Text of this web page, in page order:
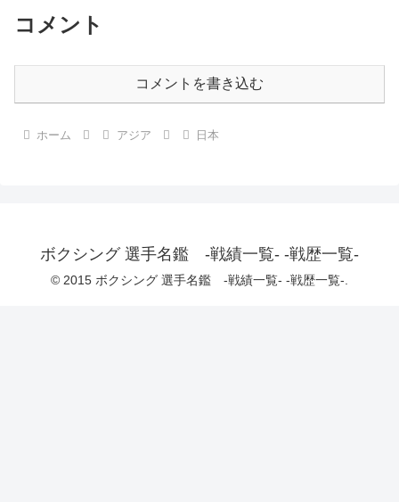
コメント
コメントを書き込む
ホーム アジア 日本
ボクシング 選手名鑑 -戦績一覧- -戦歴一覧-
© 2015 ボクシング 選手名鑑 -戦績一覧- -戦歴一覧-.